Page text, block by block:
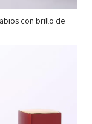
con brillo de